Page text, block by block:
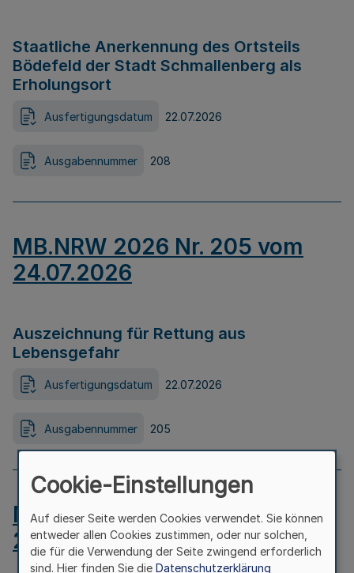
Staatliche Anerkennung des Ortsteils
Bödefeld der Stadt Schmallenberg als
Erholungsort
Ausfertigungsdatum 22.07.2026
Ausgabennummer 208
MB.NRW 2026 Nr. 205 vom
24.07.2026
Auszeichnung für Rettung aus
Lebensgefahr
Ausfertigungsdatum 22.07.2026
Ausgabennummer 205
MB.NRW 2026 Nr. 204 vom
24.07.2026
Cookie-Einstellungen
Auf dieser Seite werden Cookies verwendet. Sie können
entweder allen Cookies zustimmen, oder nur solchen,
die für die Verwendung der Seite zwingend erforderlich
sind. Hier finden Sie die Datenschutzerklärung